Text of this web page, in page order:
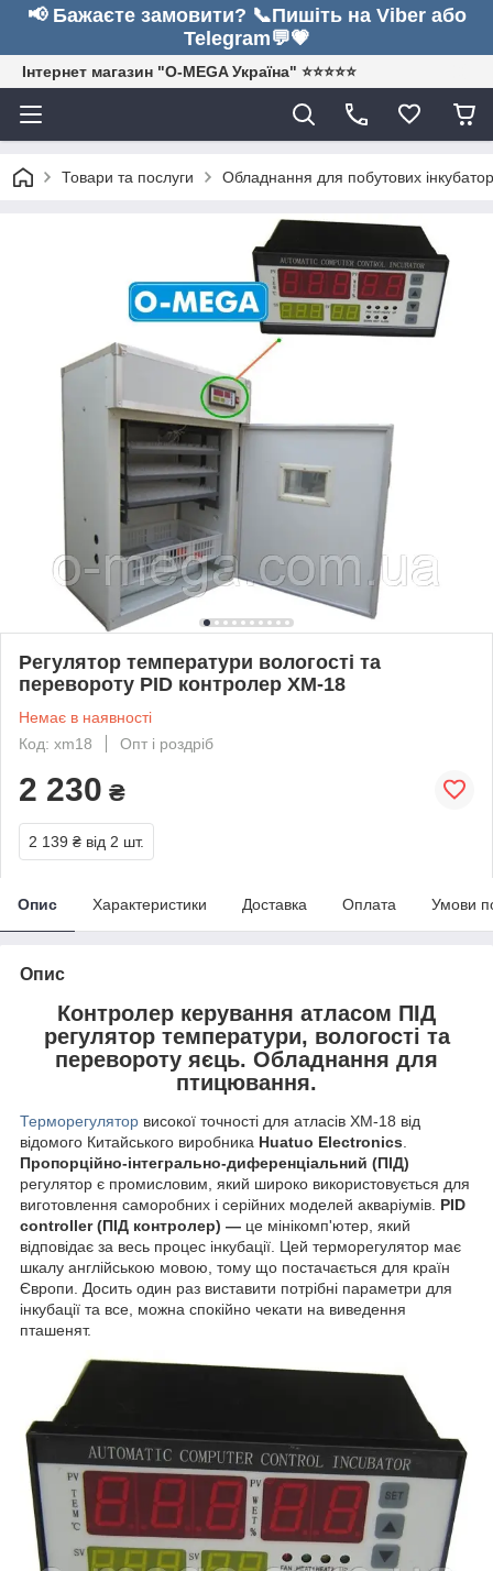
📢 Бажаєте замовити? 📞Пишіть на Viber або
Telegram💬💗
Інтернет магазин "O-MEGA Україна" ⭐⭐⭐⭐⭐
Товари та послуги Обладнання для побутових
Регулятор температури вологості та
перевороту PID контролер XM-18
Немає в наявності
Код: xm18
Опт і роздріб
2 230 ₴
2 139 ₴ від 2 шт.
Опис Характеристики Доставка Оплата Умови
Опис
Контролер керування атласом ПІД
регулятор температури, вологості та
перевороту яєць. Обладнання для
птицювання.
Терморегулятор високої точності для атласів XM-18 від
відомого Китайського виробника Huatuo Electronics.
Пропорційно-інтегрально-диференціальний (ПІД)
регулятор є промисловим, який широко використовується для
виготовлення саморобних і серійних моделей акваріумів. PID
controller (ПІД контролер) — це мінікомп'ютер, який
відповідає за весь процес інкубації. Цей терморегулятор має
шкалу англійською мовою, тому що постачається для країн
Європи. Досить один раз виставити потрібні параметри для
інкубації та все, можна спокійно чекати на виведення
пташенят.